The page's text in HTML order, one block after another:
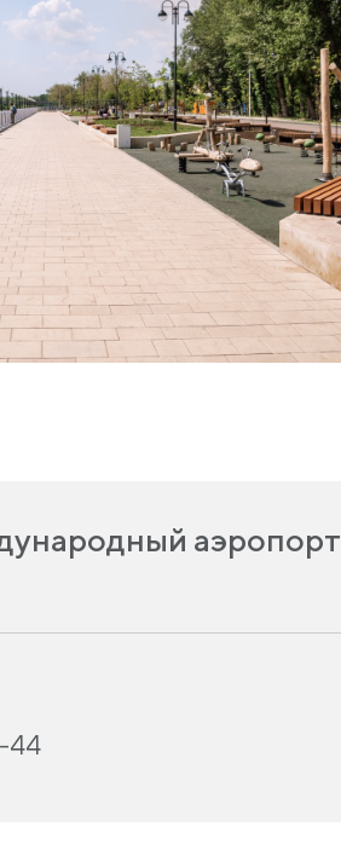
аэропорт
44